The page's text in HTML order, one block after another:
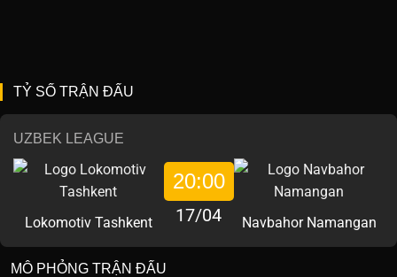
TỶ SỐ TRẬN ĐẤU
UZBEK LEAGUE
Lokomotiv Tashkent
20:00
17/04 Navbahor Namangan
MÔ PHỎNG TRẬN ĐẤU